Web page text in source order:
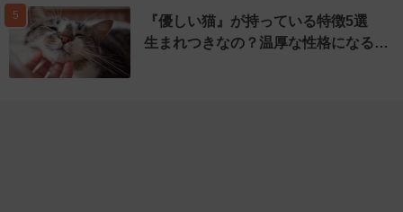
5
『優しい猫』が持っている特徴5選
生まれつきなの？温厚な性格になる…